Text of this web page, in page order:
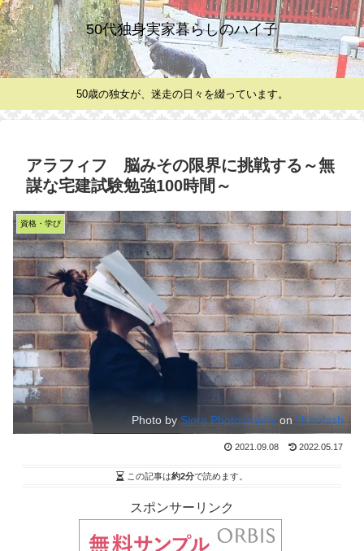
50代独身実家暮らしのハイ子
50歳の独女が、迷走の日々を綴っています。
アラフィフ 脳みその限界に挑戦する～無
謀な宅建試験勉強100時間～
資格・学び
Photo bySiora Photography on Unsplash
2021.09.08 2022.05.17
この記事は約2分で読めます。
スポンサーリンク